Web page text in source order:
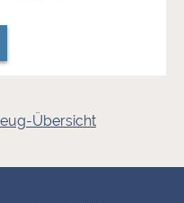
Übersicht